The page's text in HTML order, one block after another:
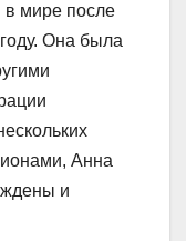
в мире после
Она была
Анна
и